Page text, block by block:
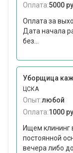
Оплата:5000
Оплата за
Дата начала
без...
Уборщица
ЦСКА
Опыт:любой
Оплата:1000
Ищем клининг
постоянной
вечера либо до